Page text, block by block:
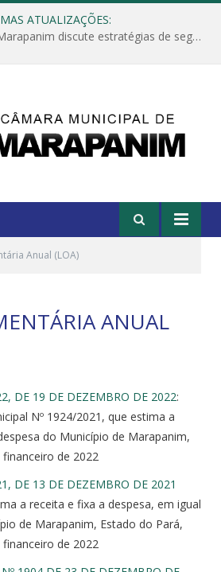
ATUALIZAÇÕES:
Câmara Municipal de Marapanim discute estratégias de segurança com autoridades e poder executivo
Anual (LOA)
ANUAL
DE 19 DE DEZEMBRO DE 2022:
Nº 1924/2021, que estima a
do Município de Marapanim,
de 2022
DE 13 DE DEZEMBRO DE 2021
a receita e fixa a despesa, em igual
de Marapanim, Estado do Pará,
de 2022